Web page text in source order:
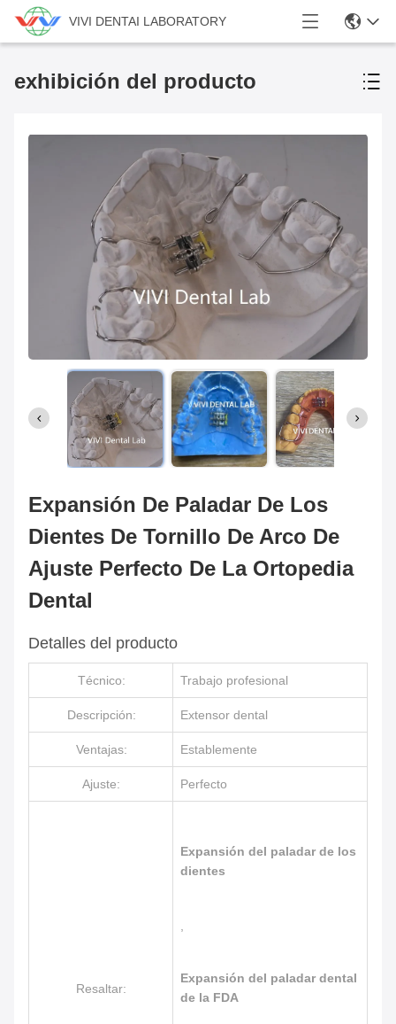
VIVI DENTAI LABORATORY
exhibición del producto
Expansión De Paladar De Los
Dientes De Tornillo De Arco De
Ajuste Perfecto De La Ortopedia
Dental
Detalles del producto
Técnico: Trabajo profesional
Descripción: Extensor dental
Ventajas: Establemente
Ajuste: Perfecto
Resaltar:
Expansión del paladar de los
dientes
Expansión del paladar dental
de la FDA